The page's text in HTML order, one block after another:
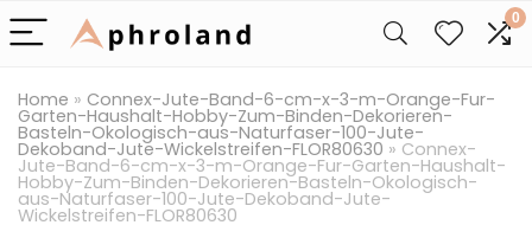
0
Home » Connex-Jute-Band-6-cm-x-3-m-Orange-Fur-
Garten-Haushalt-Hobby-Zum-Binden-Dekorieren-
Basteln-Okologisch-aus-Naturfaser-100-Jute-
Dekoband-Jute-Wickelstreifen-FLOR80630 » Connex-
Jute-Band-6-cm-x-3-m-Orange-Fur-Garten-Haushalt-
Hobby-Zum-Binden-Dekorieren-Basteln-Okologisch-
aus-Naturfaser-100-Jute-Dekoband-Jute-
Wickelstreifen-FLOR80630